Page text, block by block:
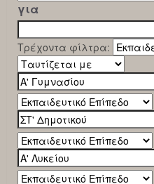
για
Τρέχοντα φίλτρα: